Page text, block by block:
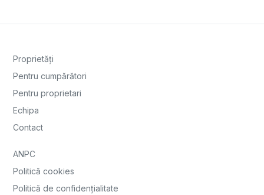
Proprietăți
Pentru cumpărători
Pentru proprietari
Echipa
Contact
ANPC
Politică cookies
Politică de confidențialitate